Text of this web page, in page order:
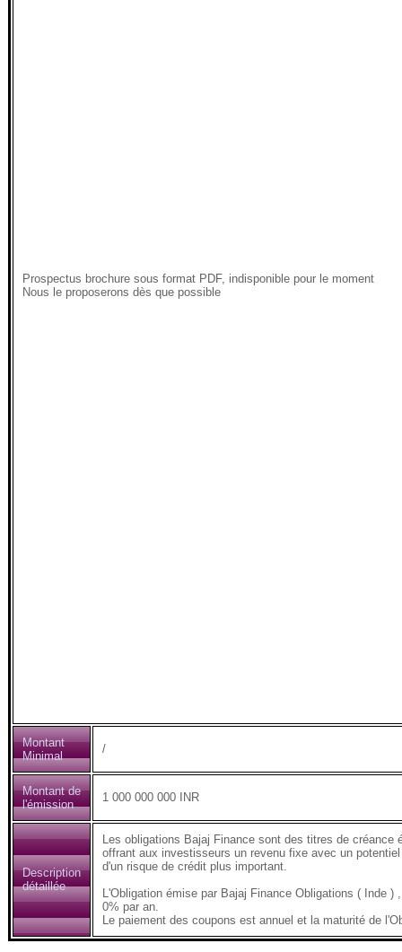
Prospectus brochure sous format PDF, indisponible pour le moment
Nous le proposerons dès que possible
Montant
Minimal
/
Montant de
l'émission
1 000 000 000 INR
Description
détaillée
Les obligations Bajaj Finance sont des titres de
offrant aux investisseurs un revenu fixe avec un
d'un risque de crédit plus important.
L'Obligation émise par Bajaj Finance Obligations ( Inde
0% par an.
Le paiement des coupons est annuel et la maturité de